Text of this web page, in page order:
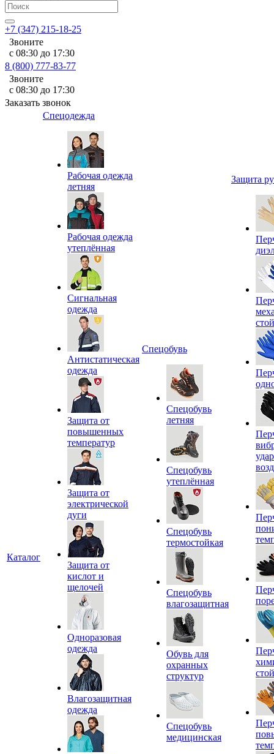
+7 (347) 215-18-25
Звоните
с 08:30 до 17:30
8 (800) 777-83-77
Звоните
с 08:30 до 17:30
Заказать звонок
Каталог
Спецодежда
Рабочая одежда
летняя
Рабочая одежда
утеплённая
Сигнальная
одежда
Антистатическая
одежда
Защита от
повышенных
температур
Защита от
электрической
дуги
Защита от
кислот и
щелочей
Одноразовая
одежда
Влагозащитная
одежда
Спецобувь
Спецобувь
летняя
Спецобувь
утеплённая
Спецобувь
термостойкая
Спецобувь
влагозащитная
Обувь для
охранных
структур
Спецобувь
медицинская
Защита